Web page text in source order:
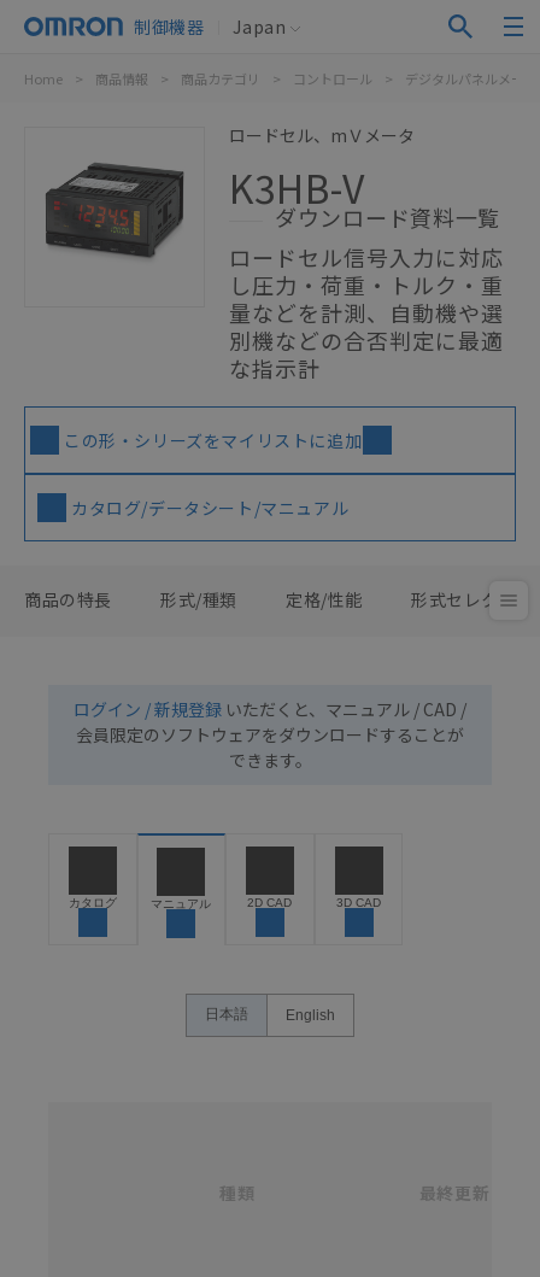
制御機器 Japan
Home > 商品情報 > 商品カテゴリ > コントロール > デジタルパネルメータ
ロードセル、mＶメータ
K3HB-V
ダウンロード資料一覧
ロードセル信号入力に対応
し圧力・荷重・トルク・重
量などを計測、自動機や選
別機などの合否判定に最適
な指示計
この形・シリーズをマイリストに追加
カタログ/データシート/マニュアル
商品の特長 形式/種類 定格/性能 形式セレクタ
ログイン / 新規登録 いただくと、マニュアル / CAD /
会員限定のソフトウェアをダウンロードすることが
できます。
カタログ マニュアル 2D CAD 3D CAD
日本語 English
種類 最終更新